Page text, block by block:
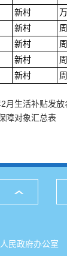
新村
新村
新村
新村
新村
月生活补贴发放
障对象汇总表
人民政府办公